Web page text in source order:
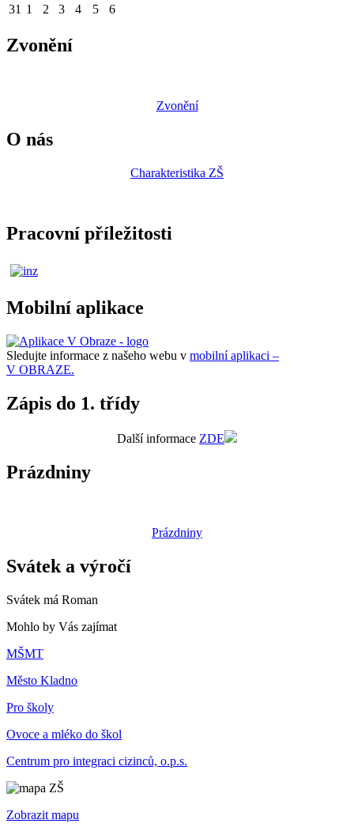
31 1 2 3 4 5 6
Zvonění
Zvonění
O nás
Charakteristika ZŠ
Pracovní příležitosti
Mobilní aplikace
Sledujte informace z našeho webu v mobilní aplikaci –
V OBRAZE.
Zápis do 1. třídy
Další informace ZDE
Prázdniny
Prázdniny
Svátek a výročí
Svátek má Roman
Mohlo by Vás zajímat
MŠMT
Město Kladno
Pro školy
Ovoce a mléko do škol
Centrum pro integraci cizinců, o.p.s.
Zobrazit mapu